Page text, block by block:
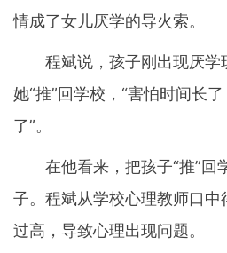
情成了女儿厌学的导火索。
程斌说，孩子刚出现厌学
她“推”回学校，“害怕时间长
了”。
在他看来，把孩子“推”回
子。程斌从学校心理教师口
过高，导致心理出现问题。